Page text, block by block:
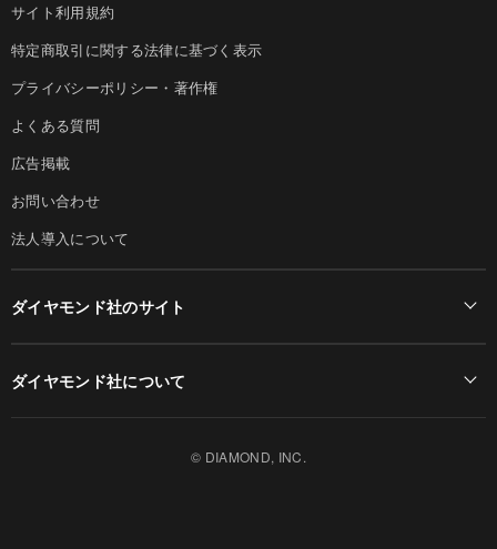
サイト利用規約
特定商取引に関する法律に基づく表示
プライバシーポリシー・著作権
よくある質問
広告掲載
お問い合わせ
法人導入について
ダイヤモンド社のサイト
ダイヤモンド社について
© DIAMOND, INC.